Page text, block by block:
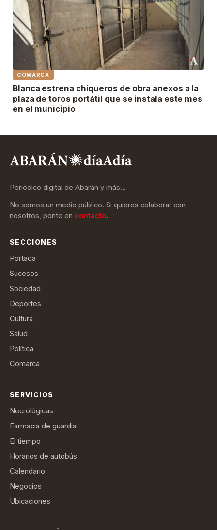
COMARCA
Blanca estrena chiqueros de obra anexos a la
plaza de toros portátil que se instala este mes
en el municipio
Periódico digital de Abarán y más…
No somos un medio público. Si quieres colaborar con
nosotros, ponte en contacto.
SECCIONES
Portada
Sucesos
Sociedad
Deportes
Cultura
Salud
Política
Comarca
SERVICIOS
Necrológicas
Farmacia de guardia
El tiempo
Horarios de autobús
Calendario
Negocios
Ubicaciones